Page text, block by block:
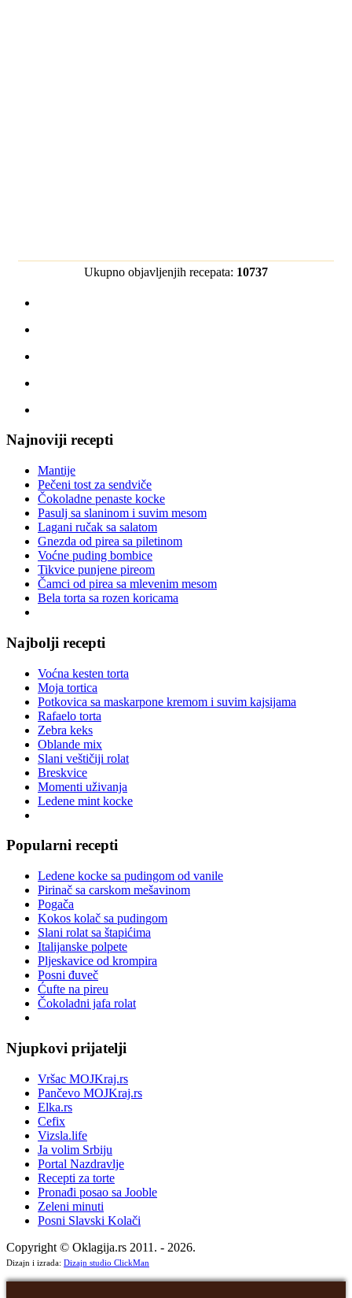
Ukupno objavljenjih recepata: 10737
Najnoviji recepti
Mantije
Pečeni tost za sendviče
Čokoladne penaste kocke
Pasulj sa slaninom i suvim mesom
Lagani ručak sa salatom
Gnezda od pirea sa piletinom
Voćne puding bombice
Tikvice punjene pireom
Čamci od pirea sa mlevenim mesom
Bela torta sa rozen koricama
Najbolji recepti
Voćna kesten torta
Moja tortica
Potkovica sa maskarpone kremom i suvim kajsijama
Rafaelo torta
Zebra keks
Oblande mix
Slani veštičiji rolat
Breskvice
Momenti uživanja
Ledene mint kocke
Popularni recepti
Ledene kocke sa pudingom od vanile
Pirinač sa carskom mešavinom
Pogača
Kokos kolač sa pudingom
Slani rolat sa štapićima
Italijanske polpete
Pljeskavice od krompira
Posni đuveč
Ćufte na pireu
Čokoladni jafa rolat
Njupkovi prijatelji
Vršac MOJKraj.rs
Pančevo MOJKraj.rs
Elka.rs
Cefix
Vizsla.life
Ja volim Srbiju
Portal Nazdravlje
Recepti za torte
Pronađi posao sa Jooble
Zeleni minuti
Posni Slavski Kolači
Copyright © Oklagija.rs 2011. - 2026.
Dizajn i izrada: Dizajn studio ClickMan